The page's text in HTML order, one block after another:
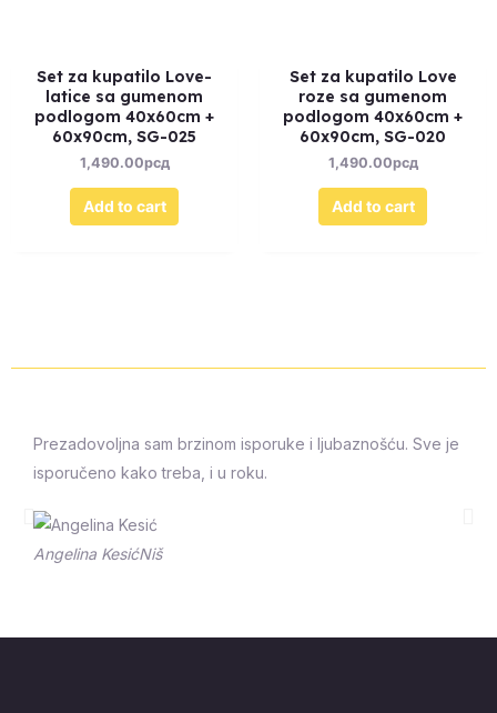
Set za kupatilo Love-
latice sa gumenom
podlogom 40x60cm +
60x90cm, SG-025
1,490.00рсд
Add to cart
Set za kupatilo Love
roze sa gumenom
podlogom 40x60cm +
60x90cm, SG-020
1,490.00рсд
Add to cart
Prezadovoljna sam brzinom isporuke i ljubaznošću. Sve je
isporučeno kako treba, i u roku.
Angelina KesićNiš
Prethodna